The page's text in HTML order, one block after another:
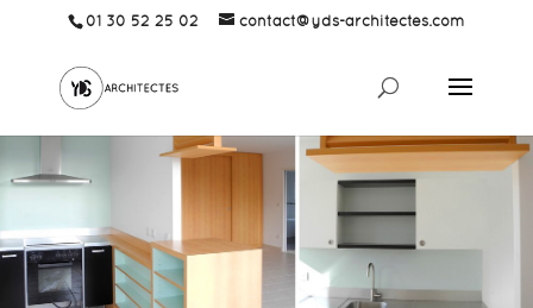
01 30 52 25 02 contact@yds-architectes.com